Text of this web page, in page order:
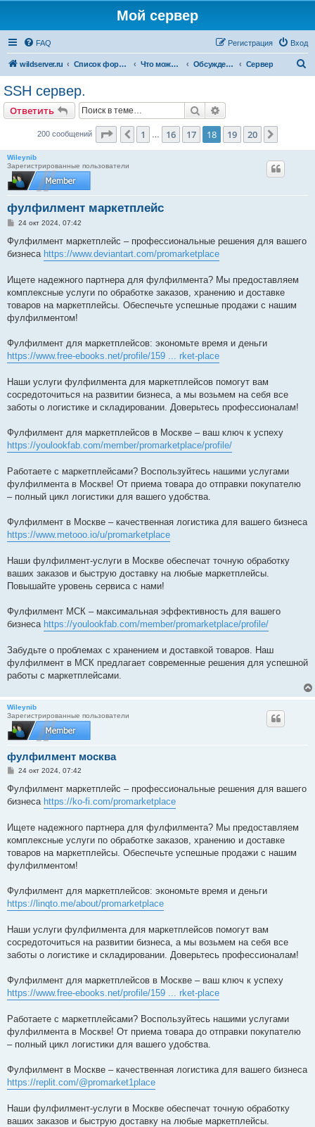
Мой сервер
FAQ Вход
Регистрация
wildserver.ru Список форумов Что можно сделать на сервере Обсуждение статей Сервер
SSH сервер.
Ответить Поиск
200 сообщений Страница 18из 20
Пред.
1 16 17 18 19 20
Wileynib
Зарегистрированные пользователи
фулфилмент маркетплейс
С
о
б
щ
и
е
24 окт 2024, 07:42
Фулфилмент маркетплейс – профессиональные решения для вашего
бизнеса https://www.deviantart.com/promarketplace
Ищете надежного партнера для фулфилмента? Мы предоставляем
комплексные услуги по обработке заказов, хранению и доставке
товаров на маркетплейсы. Обеспечьте успешные продажи с нашим
фулфилментом!
Фулфилмент для маркетплейсов: экономьте время и деньги
https://www.free-ebooks.net/profile/159 ... rket-place
Наши услуги фулфилмента для маркетплейсов помогут вам
сосредоточиться на развитии бизнеса, а мы возьмем на себя все
заботы о логистике и складировании. Доверьтесь профессионалам!
Фулфилмент для маркетплейсов в Москве – ваш ключ к успеху
https://youlookfab.com/member/promarketplace/profile/
Работаете с маркетплейсами? Воспользуйтесь нашими услугами
фулфилмента в Москве! От приема товара до отправки покупателю
– полный цикл логистики для вашего удобства.
Фулфилмент в Москве – качественная логистика для вашего бизнеса
https://www.metooo.io/u/promarketplace
Наши фулфилмент-услуги в Москве обеспечат точную обработку
ваших заказов и быструю доставку на любые маркетплейсы.
Повышайте уровень сервиса с нами!
Фулфилмент МСК – максимальная эффективность для вашего
бизнеса https://youlookfab.com/member/promarketplace/profile/
Забудьте о проблемах с хранением и доставкой товаров. Наш
фулфилмент в МСК предлагает современные решения для успешной
работы с маркетплейсами.
Wileynib
Зарегистрированные пользователи
фулфилмент москва
С
о
б
щ
и
е
24 окт 2024, 07:42
Фулфилмент маркетплейс – профессиональные решения для вашего
бизнеса https://ko-fi.com/promarketplace
Ищете надежного партнера для фулфилмента? Мы предоставляем
комплексные услуги по обработке заказов, хранению и доставке
товаров на маркетплейсы. Обеспечьте успешные продажи с нашим
фулфилментом!
Фулфилмент для маркетплейсов: экономьте время и деньги
https://linqto.me/about/promarketplace
Наши услуги фулфилмента для маркетплейсов помогут вам
сосредоточиться на развитии бизнеса, а мы возьмем на себя все
заботы о логистике и складировании. Доверьтесь профессионалам!
Фулфилмент для маркетплейсов в Москве – ваш ключ к успеху
https://www.free-ebooks.net/profile/159 ... rket-place
Работаете с маркетплейсами? Воспользуйтесь нашими услугами
фулфилмента в Москве! От приема товара до отправки покупателю
– полный цикл логистики для вашего удобства.
Фулфилмент в Москве – качественная логистика для вашего бизнеса
https://replit.com/@promarket1place
Наши фулфилмент-услуги в Москве обеспечат точную обработку
ваших заказов и быструю доставку на любые маркетплейсы.